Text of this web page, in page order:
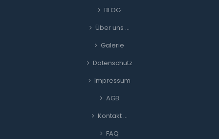
BLOG
Über uns …
Galerie
Datenschutz
Impressum
AGB
Kontakt …
FAQ